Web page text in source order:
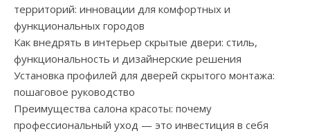
территорий: инновации для комфортных и
функциональных городов
Как внедрять в интерьер скрытые двери: стиль,
функциональность и дизайнерские решения
Установка профилей для дверей скрытого монтажа:
пошаговое руководство
Преимущества салона красоты: почему
профессиональный уход — это инвестиция в себя